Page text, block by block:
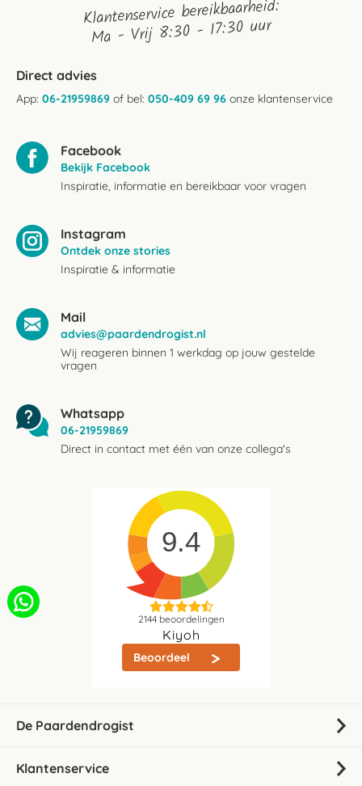
Klantenservice bereikbaarheid:
Ma - Vrij 8:30 - 17:30 uur
Direct advies
App: 06-21959869 of bel: 050-409 69 96 onze klantenservice
Facebook
Bekijk Facebook
Inspiratie, informatie en bereikbaar voor vragen
Instagram
Ontdek onze stories
Inspiratie & informatie
Mail
advies@paardendrogist.nl
Wij reageren binnen 1 werkdag op jouw gestelde
vragen
Whatsapp
06-21959869
Direct in contact met één van onze collega's
9.4
2144beoordelingen
Kiyoh
Beoordeel
De Paardendrogist
Klantenservice